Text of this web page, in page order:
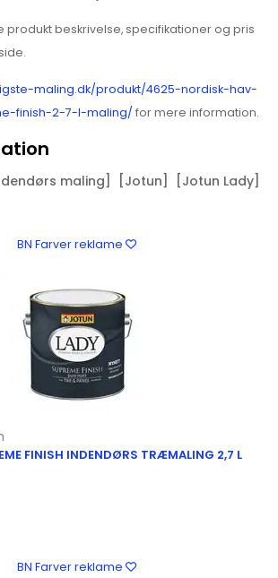
beskrivelse, specifikationer og pris
maling.dk/produkt/4625-nordisk-hav-
finish-2-7-l-maling/ for mere information.
maling] [Jotun] [Jotun Lady]
BN Farver reklame
FINISH INDENDØRS TRÆMALING 2,7 L
BN Farver reklame